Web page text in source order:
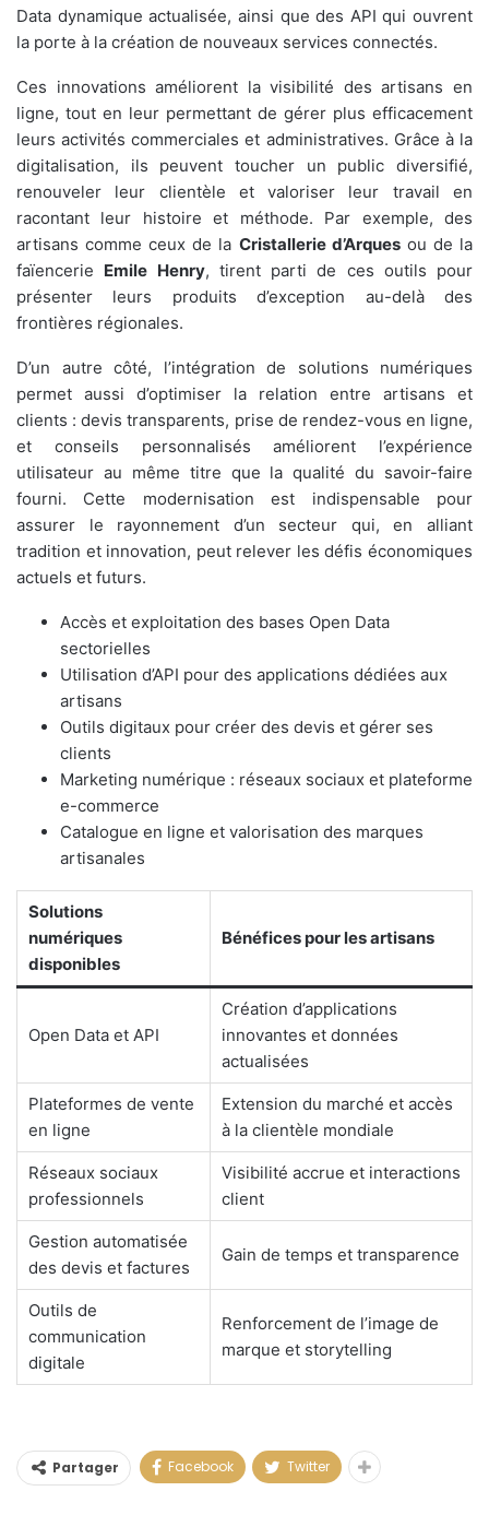
Data dynamique actualisée, ainsi que des API qui ouvrent
la porte à la création de nouveaux services connectés.
Ces innovations améliorent la visibilité des artisans en
ligne, tout en leur permettant de gérer plus efficacement
leurs activités commerciales et administratives. Grâce à la
digitalisation, ils peuvent toucher un public diversifié,
renouveler leur clientèle et valoriser leur travail en
racontant leur histoire et méthode. Par exemple, des
artisans comme ceux de la Cristallerie d’Arquesou de la
faïencerie Emile Henry, tirent parti de ces outils pour
présenter leurs produits d’exception au-delà des
frontières régionales.
D’un autre côté, l’intégration de solutions numériques
permet aussi d’optimiser la relation entre artisans et
clients : devis transparents, prise de rendez-vous en ligne,
et conseils personnalisés améliorent l’expérience
utilisateur au même titre que la qualité du savoir-faire
fourni. Cette modernisation est indispensable pour
assurer le rayonnement d’un secteur qui, en alliant
tradition et innovation, peut relever les défis économiques
actuels et futurs.
Accès et exploitation des bases Open Data
sectorielles
Utilisation d’API pour des applications dédiées aux
artisans
Outils digitaux pour créer des devis et gérer ses
clients
Marketing numérique : réseaux sociaux et plateforme
e-commerce
Catalogue en ligne et valorisation des marques
artisanales
Solutions
numériques
disponibles
Bénéfices pour les artisans
Open Data et API
Création d’applications
innovantes et données
actualisées
Plateformes de vente
en ligne
Extension du marché et accès
à la clientèle mondiale
Réseaux sociaux
professionnels
Visibilité accrue et interactions
client
Gestion automatisée
des devis et factures
Gain de temps et transparence
Outils de
communication
digitale
Renforcement de l’image de
marque et storytelling
Partager Facebook Twitter